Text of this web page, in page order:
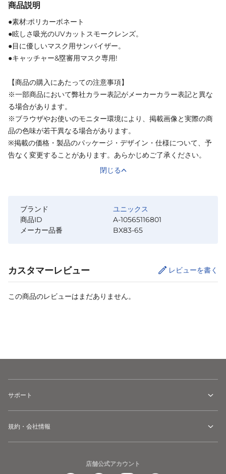
商品説明
●素材:ポリカーボネート
●眩しさ吸光のUVカットスモークレンズ。
●目に優しいマスク用サンバイザー。
●キャッチャー&塁審用マスク専用!
【商品の購入にあたっての注意事項】
※一部商品において弊社カラー表記がメーカーカラー表記と異な
る場合があります。
※ブラウザやお使いのモニター環境により、掲載画像と実際の商
品の色味が若干異なる場合があります。
※掲載の価格・製品のパッケージ・デザイン・仕様について、予
告なく変更することがあります。あらかじめご了承ください。
閉じる
ブランド
ユニックス
商品ID
A-10565116801
メーカー品番
BX83-65
カスタマーレビュー レビューを書く
この商品のレビューはまだありません。
サポート
規約・会社情報
店舗公式アカウント